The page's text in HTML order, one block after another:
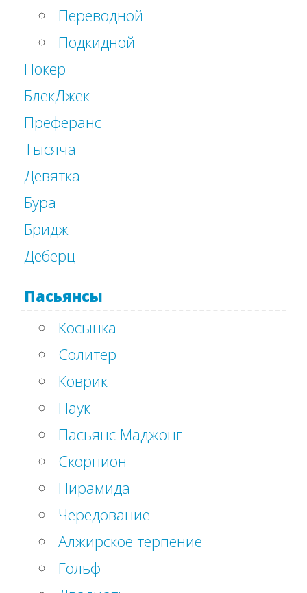
Переводной
Подкидной
Покер
БлекДжек
Преферанс
Тысяча
Девятка
Бура
Бридж
Деберц
Пасьянсы
Косынка
Солитер
Коврик
Паук
Пасьянс Маджонг
Скорпион
Пирамида
Чередование
Алжирское терпение
Гольф